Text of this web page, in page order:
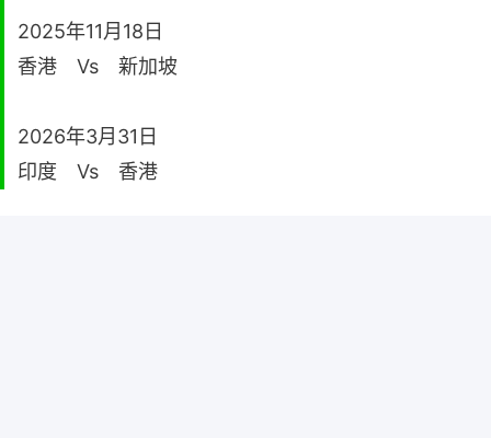
2025年11月18日
香港 Vs 新加坡
2026年3月31日
印度 Vs 香港